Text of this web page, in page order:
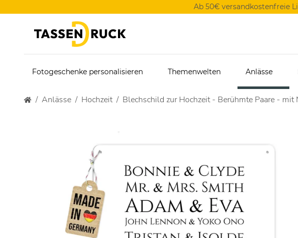
Ab 50€ versandkostenfreie
Fotogeschenke personalisieren Themenwelten Anlässe
Anlässe Hochzeit Blechschild zur Hochzeit - Berühmte Paare -